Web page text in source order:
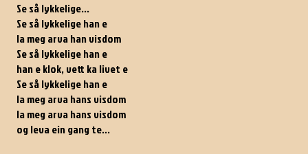
Se så lykkelige...
Se så lykkelige han e
la meg arva han visdom
Se så lykkelige han e
han e klok, vett ka livet e
Se så lykkelige han e
la meg arva hans visdom
la meg arva hans visdom
og leva ein gang te...